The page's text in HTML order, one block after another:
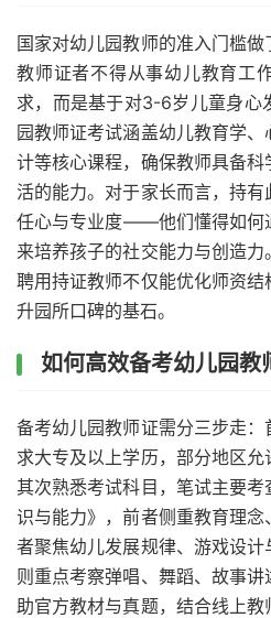
国家对幼儿园教师的准入门槛
教师证者不得从事幼儿教育工
求，而是基于对3-6岁儿童身心
园教师证考试涵盖幼儿教育学
计等核心课程，确保教师具备
活的能力。对于家长而言，持
任心与专业度——他们懂得如何
来培养孩子的社交能力与创造
聘用持证教师不仅能优化师资
升园所口碑的基石。
如何高效备考幼儿园教
备考幼儿园教师证需分三步走
求大专及以上学历，部分地区允
其次熟悉考试科目，笔试主要
识与能力》，前者侧重教育理
者聚焦幼儿发展规律、游戏设
则重点考察弹唱、舞蹈、故事
助官方教材与真题，结合线上教